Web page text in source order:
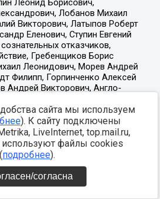
сайта мы используем
). К сайту подключены
LiveInternet, top.mail.ru,
файлы cookies
(подробнее).
согласна